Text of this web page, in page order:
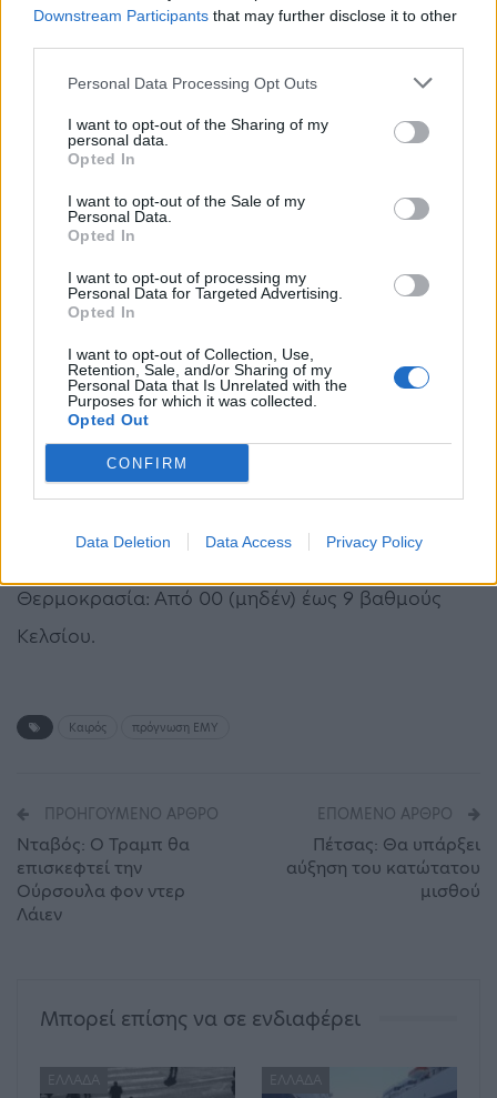
Downstream Participants that may further disclose it to other
Personal Data Processing Opt Outs
I want to opt-out of the Sharing of my
personal data.
Opted In
I want to opt-out of the Sale of my
Personal Data.
Opted In
I want to opt-out of processing my
Personal Data for Targeted Advertising.
Opted In
I want to opt-out of Collection, Use,
Retention, Sale, and/or Sharing of my
Personal Data that Is Unrelated with the
Purposes for which it was collected.
Opted Out
CONFIRM
Data Deletion Data Access Privacy Policy
Θερμοκρασία: Από 09 έως 14 βαθμούς Κελσίου.
ΑΤΤΙΚΗ
Καιρός: Νεφώσεις παροδικά αυξημένες, κυρίως
στα ανατολικά και βόρεια.
Ανεμοι: Βόρειοι 4 με 6 και στα ανατολικά τοπικά
7 μποφόρ.
Θερμοκρασία: Από 07 έως 13 βαθμούς Κελσίου.
Στα βόρεια 2 με 3 βαθμούς χαμηλότερη.
ΘΕΣΣΑΛΟΝΙΚΗ
Καιρός: Λίγες νεφώσεις. Τοπικά περιορισμένη
ορατότητα ή ομίχλη τις πρωινές και βραδινές
Θερμοκρασία: Από 00 (μηδέν) έως 9 βαθμούς
Κελσίου.
Καιρός πρόγνωση ΕΜΥ
ΠΡΟΗΓΟΎΜΕΝΟ ΆΡΘΡΟ
Νταβός: Ο Τραμπ θα
επισκεφτεί την
Ούρσουλα φον ντερ
Λάιεν
ΕΠΌΜΕΝΟ ΆΡΘΡΟ
Πέτσας: Θα υπάρξει
αύξηση του κατώτατου
μισθού
Μπορεί επίσης να σε ενδιαφέρει
ΕΛΛΆΔΑ ΕΛΛΆΔΑ